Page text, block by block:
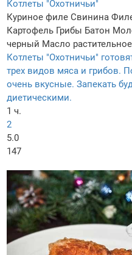
Котлеты "Охотничьи"
Куриное филе Свинина
Картофель Грибы Батон
черный Масло растительное
Котлеты "Охотничьи"
трех видов мяса и грибов.
очень вкусные. Запекать
диетическими.
1 ч.
2
5.0
147